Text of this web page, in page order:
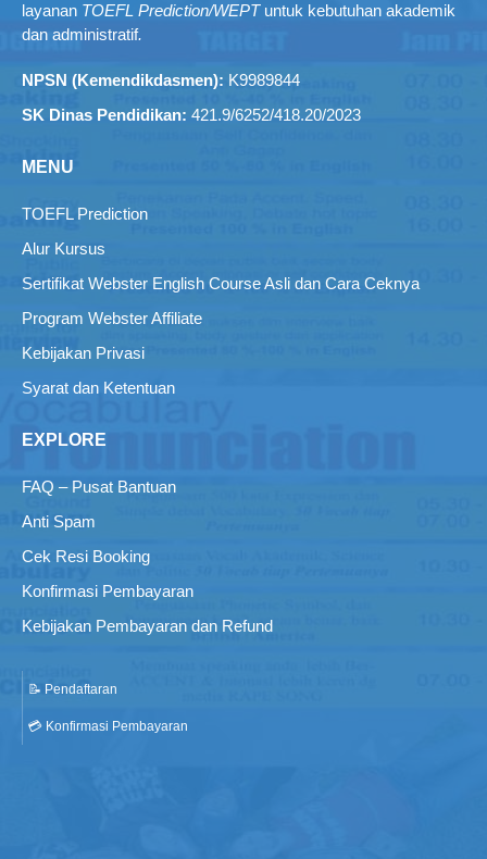
layanan TOEFL Prediction/WEPTuntuk kebutuhan akademik
dan administratif.
NPSN (Kemendikdasmen): K9989844
SK Dinas Pendidikan: 421.9/6252/418.20/2023
MENU
TOEFL Prediction
Alur Kursus
Sertifikat Webster English Course Asli dan Cara Ceknya
Program Webster Affiliate
Kebijakan Privasi
Syarat dan Ketentuan
EXPLORE
FAQ – Pusat Bantuan
Anti Spam
Cek Resi Booking
Konfirmasi Pembayaran
Kebijakan Pembayaran dan Refund
📝 Pendaftaran
💳 Konfirmasi Pembayaran